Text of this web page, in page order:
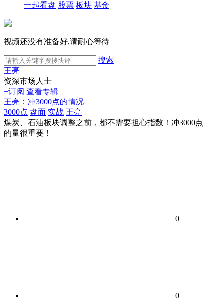
一起看盘 股票 板块 基金
视频还没有准备好,请耐心等待
搜索
王亮
资深市场人士
+订阅 查看专辑
王亮：冲3000点的情况
3000点 盘面 实战 王亮
煤炭、石油板块调整之前，都不需要担心指数！冲3000点
的量很重要！
0
0